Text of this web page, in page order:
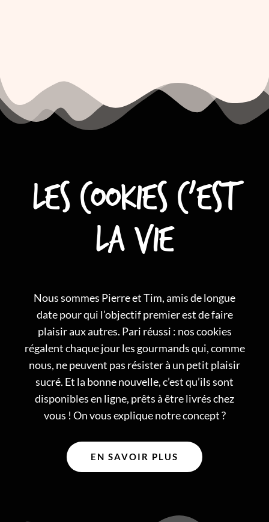
Les cookies c'est
la vie
Nous sommes Pierre et Tim, amis de longue
date pour qui l’objectif premier est de faire
plaisir aux autres. Pari réussi : nos cookies
régalent chaque jour les gourmands qui, comme
nous, ne peuvent pas résister à un petit plaisir
sucré. Et la bonne nouvelle, c’est qu’ils sont
disponibles en ligne, prêts à être livrés chez
vous ! On vous explique notre concept ?
EN SAVOIR PLUS